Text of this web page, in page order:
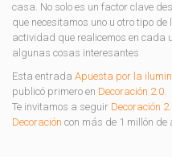
casa. No solo es un factor clave
que necesitamos uno u otro tipo
actividad que realicemos en cada
algunas cosas interesantes
Esta entrada Apuesta por la
publicó primero en Decoración 2.0.
Te invitamos a seguir Decoración
Decoración con más de 1 millón